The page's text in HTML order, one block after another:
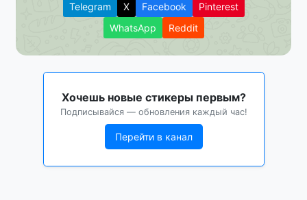
Telegram X Facebook
Pinterest
WhatsApp
Reddit
Хочешь новые стикеры первым?
Подписывайся — обновления каждый час!
Перейти в канал